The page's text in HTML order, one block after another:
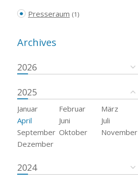
Presseraum (1)
Archives
2026
2025
Januar Februar
März
April
Juni
Juli
September Oktober
November
Dezember
2024